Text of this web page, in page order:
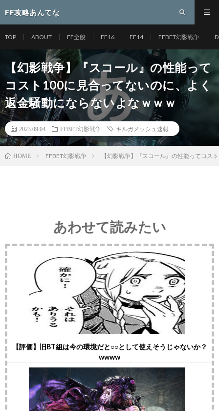
FF攻略あんてな
TOP ABOUT FF全般 FF16 FF14 FFBET幻影戦争
【幻影戦争】『スコール』の性能って
コスト100に見合ってないのに、よく
返金騒動にならないよなｗｗｗ
2023.09.04 FFBET幻影戦争 ギルガメッシュ速報
HOME FFBET幻影戦争 【幻影戦争】『スコール』の性能ってコス
あわせて読みたい
【評価】旧BT組は今の環境だと○○として使えそうじゃないか？
wwww